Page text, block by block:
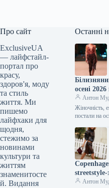
Про сайт
ExclusiveUA
— лайфстайл-
портал про
красу,
здоров'я, моду
та стиль
життя. Ми
пишемо
лайфхаки для
щодня,
стежимо за
новинами
культури та
життям
знаменитосте
й. Видання
Останні
осені 2026
Антон
Жіночність,
постали на
відвертого
зовсім не
тренди
Антон